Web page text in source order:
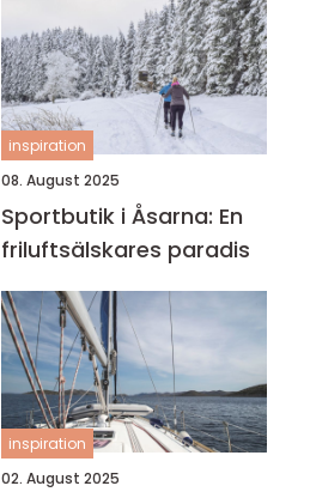
inspiration
08. August 2025
Sportbutik i Åsarna: En
friluftsälskares paradis
inspiration
02. August 2025